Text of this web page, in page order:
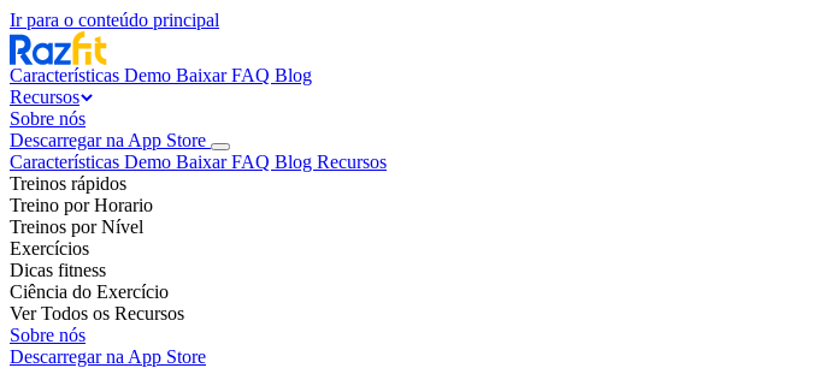
Ir para o conteúdo principal
Características Demo BaixarFAQ Blog
Recursos
Sobre nós
Descarregar na App Store
Características Demo BaixarFAQ Blog Recursos
Treinos rápidos
Treino por Horario
Treinos por Nível
Exercícios
Dicas fitness
Ciência do Exercício
Ver Todos os Recursos
Sobre nós
Descarregar na App Store